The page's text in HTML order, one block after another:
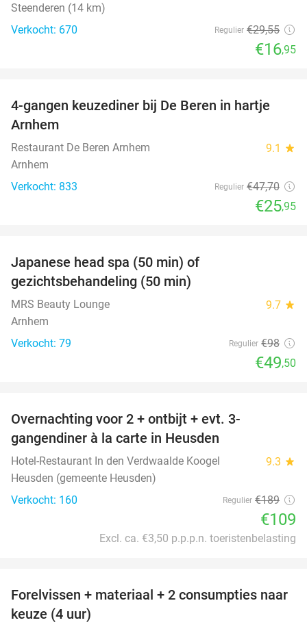
Steenderen (14 km)
Verkocht: 670
Regulier €29,55
€16,95
46%
4-gangen keuzediner bij De Beren in hartje
Arnhem
Restaurant De Beren Arnhem 9.1 star
Arnhem
Verkocht: 833
Regulier €47,70
€25,95
Japanese head spa (50 min) of
gezichtsbehandeling (50 min)
MRS Beauty Lounge 9.7 star
Arnhem
Verkocht: 79
Regulier €98
€49,50
Overnachting voor 2 + ontbijt + evt. 3-
gangendiner à la carte in Heusden
Hotel-Restaurant In den Verdwaalde Koogel 9.3 star
Heusden (gemeente Heusden)
Verkocht: 160
Regulier €189
€109
Excl. ca. €3,50 p.p.p.n. toeristenbelasting
50%
Forelvissen + materiaal + 2 consumpties naar
keuze (4 uur)